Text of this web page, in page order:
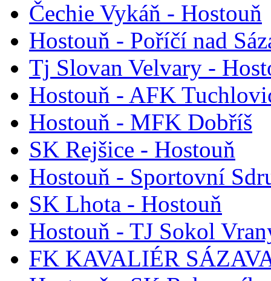
Čechie Vykáň - Hostouň
Hostouň - Poříčí nad
Tj Slovan Velvary -
Hostouň - AFK
Hostouň - MFK Dobříš
SK Rejšice - Hostouň
Hostouň - Sportovní
SK Lhota - Hostouň
Hostouň - TJ Sokol
FK KAVALIÉR